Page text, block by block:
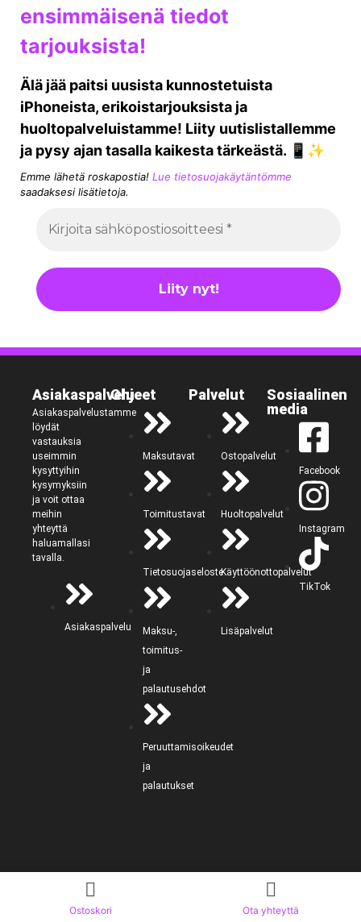
ensimmäisenä tiedot
tarjouksista!
Älä jää paitsi uusista kunnostetuista
iPhoneista, erikoistarjouksista ja
huoltopalveluistamme! Liity uutislistallemme
ja pysy ajan tasalla kaikesta tärkeästä. 📱✨
Emme lähetä roskapostia! Lue tietosuojakäytäntömme
saadaksesi lisätietoja.
Asiakaspalvelu
Asiakaspalvelustamme
löydät
vastauksia
useimmin
kysyttyihin
kysymyksiin
ja voit ottaa
meihin
yhteyttä
haluamallasi
tavalla.
Asiakaspalvelu
Ohjeet
Maksutavat
Toimitustavat
Tietosuojaseloste
Maksu-,
toimitus-
ja
palautusehdot
Peruuttamisoikeudet
ja
palautukset
Palvelut
Ostopalvelut
Huoltopalvelut
Käyttöönottopalvelut
Lisäpalvelut
Sosiaalinen
media
Facebook
Instagram
TikTok
Ostoskori Ota yhteyttä